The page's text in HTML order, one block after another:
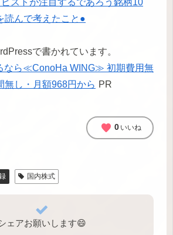
読んで考えたこと●
で書かれています。
なら≪ConoHa WING≫ 初期費用無
無し・月額968円から PR
favorite 0 いいね
国内株式
ェアお願いします😄